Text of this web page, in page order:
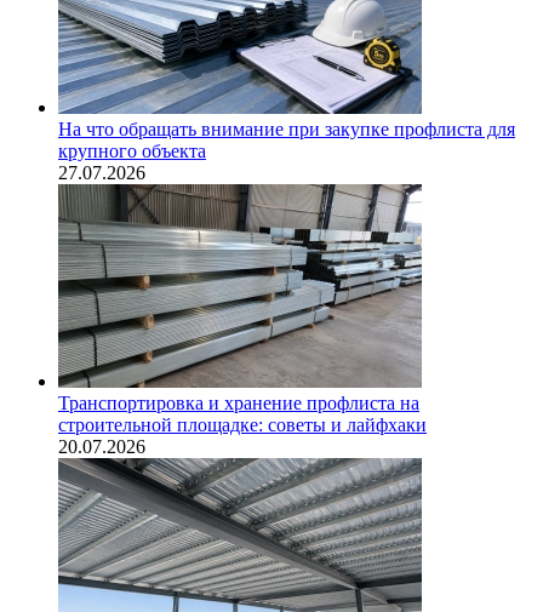
На что обращать внимание при закупке профлиста для
крупного объекта
27.07.2026
Транспортировка и хранение профлиста на
строительной площадке: советы и лайфхаки
20.07.2026